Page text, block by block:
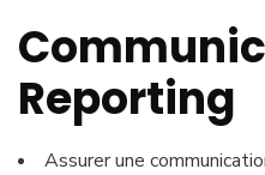
Reporting
Assurer une